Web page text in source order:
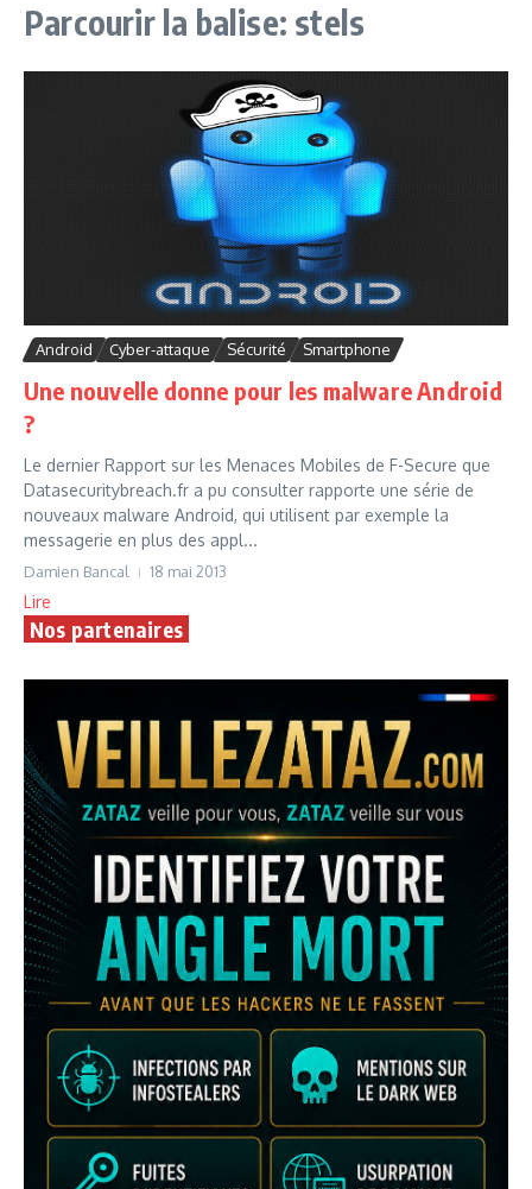
Parcourir la balise: stels
Android Cyber-attaque Sécurité Smartphone
Une nouvelle donne pour les malware Android
?
Le dernier Rapport sur les Menaces Mobiles de F-Secure que
Datasecuritybreach.fr a pu consulter rapporte une série de
nouveaux malware Android, qui utilisent par exemple la
messagerie en plus des appl...
Damien Bancal 18 mai 2013
Lire
Nos partenaires